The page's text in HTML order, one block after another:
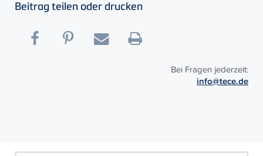
Beitrag teilen oder drucken
Bei Fragen jederzeit:
info@tece.de